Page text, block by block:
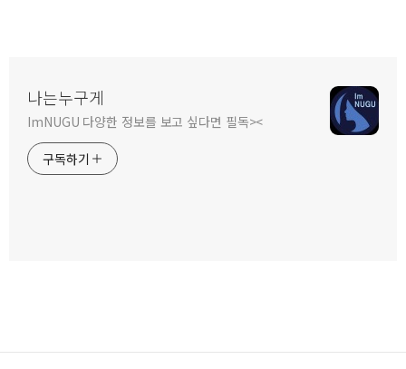
나는누구게
ImNUGU 다양한 정보를 보고 싶다면 필독><
구독하기